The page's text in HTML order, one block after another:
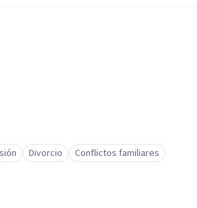
Divorcio
Conflictos familiares